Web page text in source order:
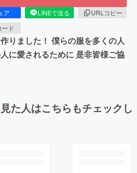
ア LINEで送る
URLコピー
ード
りました！ 僕らの服を多くの人
に愛されるために 是非皆様ご協
た人はこちらもチェックし